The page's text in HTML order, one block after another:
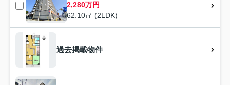
2,280万円
62.10㎡ (2LDK)
過去掲載物件